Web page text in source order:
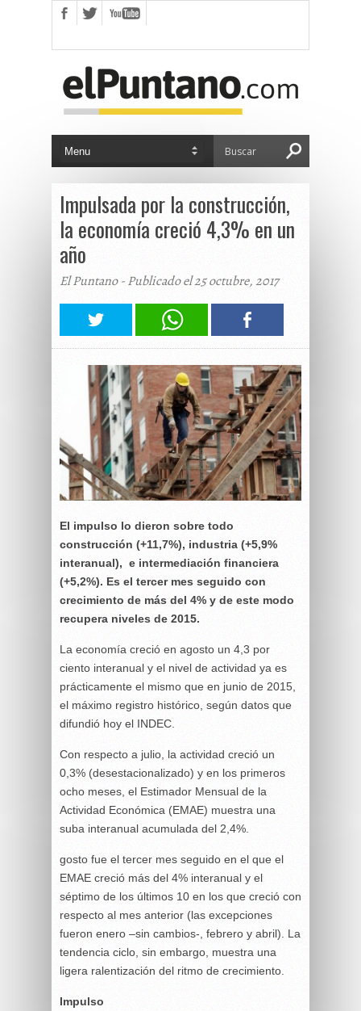
Impulsada por la construcción,
la economía creció 4,3% en un
año
El Puntano - Publicado el 25 octubre, 2017
El impulso lo dieron sobre todo
construcción (+11,7%), industria (+5,9%
interanual), e intermediación financiera
(+5,2%). Es el tercer mes seguido con
crecimiento de más del 4% y de este modo
recupera niveles de 2015.
La economía creció en agosto un 4,3 por
ciento interanual y el nivel de actividad ya es
prácticamente el mismo que en junio de 2015,
el máximo registro histórico, según datos que
difundió hoy el INDEC.
Con respecto a julio, la actividad creció un
0,3% (desestacionalizado) y en los primeros
ocho meses, el Estimador Mensual de la
Actividad Económica (EMAE) muestra una
suba interanual acumulada del 2,4%.
gosto fue el tercer mes seguido en el que el
EMAE creció más del 4% interanual y el
séptimo de los últimos 10 en los que creció con
respecto al mes anterior (las excepciones
fueron enero –sin cambios-, febrero y abril). La
tendencia ciclo, sin embargo, muestra una
ligera ralentización del ritmo de crecimiento.
Impulso